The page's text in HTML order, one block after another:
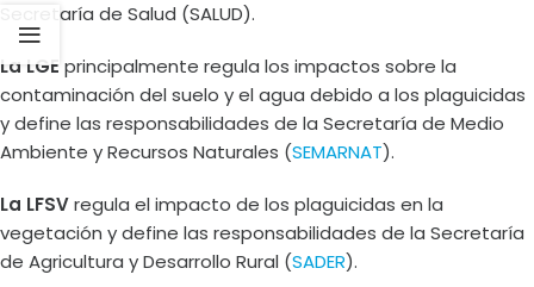
Secretaría de Salud (SALUD).
La LGE principalmente regula los impactos sobre la
contaminación del suelo y el agua debido a los plaguicidas
y define las responsabilidades de la Secretaría de Medio
Ambiente y Recursos Naturales (SEMARNAT).
La LFSVregula el impacto de los plaguicidas en la
vegetación y define las responsabilidades de la Secretaría
de Agricultura y Desarrollo Rural (SADER).